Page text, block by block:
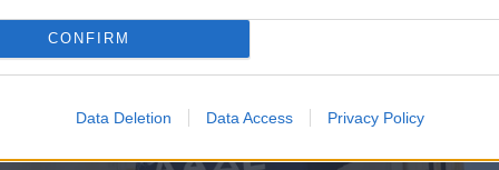
CONFIRM
Data Deletion Data Access Privacy Policy